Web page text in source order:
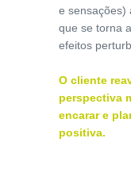
e sensações)
que se torna
efeitos
O cliente
perspectiva
encarar e
positiva.